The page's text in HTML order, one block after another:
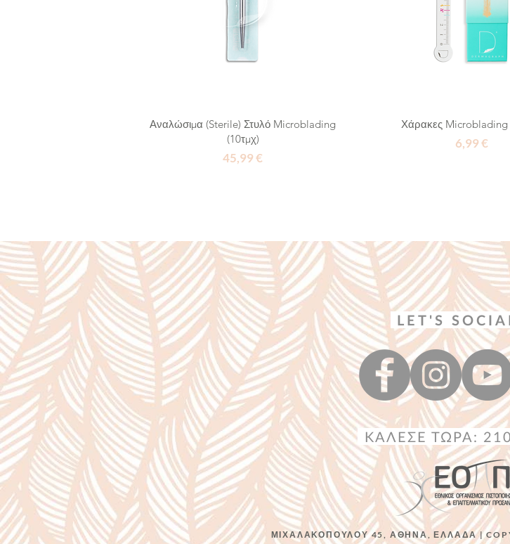
Αναλώσιμα (Sterile) Στυλό Microblading
(10τμχ)
Τιμή
45,99 €
Χάρακες Microblading
Τιμή
6,99 €
LET'S
ΚΑΛΕΣΕ ΤΩΡΑ:
ΜΙΧΑΛΑΚΟΠΟΥΛΟΥ 45, ΑΘΗΝΑ, ΕΛΛΑΔΑ |